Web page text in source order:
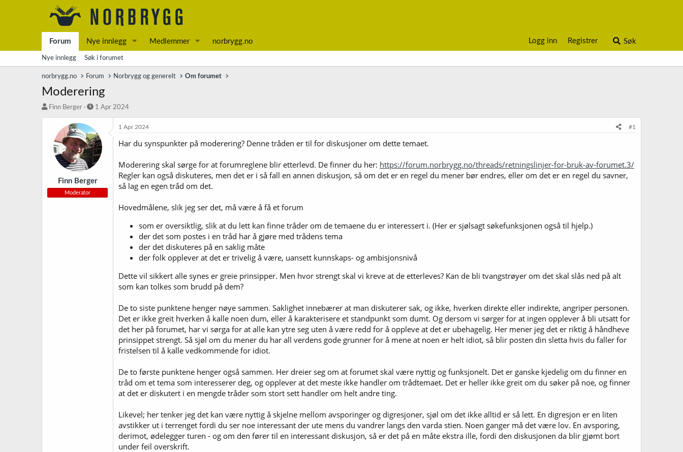
Forum Nye innlegg Medlemmer norbrygg.no Logg inn Registrer Søk
Nye innlegg Søk i forumet
norbrygg.no Forum Norbrygg og generelt Om forumet
Moderering
T
e
r
Finn Berger
S
r
t
d
a
o
1 Apr 2024
Finn Berger
Moderator
1 Apr 2024 #1
Har du synspunkter på moderering? Denne tråden er til for diskusjoner om dette temaet.
Moderering skal sørge for at forumreglene blir etterlevd. De finner du her: https://forum.norbrygg.no/threads/retningslinjer-for-bruk-av-forumet.3/
Regler kan også diskuteres, men det er i så fall en annen diskusjon, så om det er en regel du mener bør endres, eller om det er en regel du savner,
så lag en egen tråd om det.
Hovedmålene, slik jeg ser det, må være å få et forum
som er oversiktlig, slik at du lett kan finne tråder om de temaene du er interessert i. (Her er sjølsagt søkefunksjonen også til hjelp.)
der det som postes i en tråd har å gjøre med trådens tema
der det diskuteres på en saklig måte
der folk opplever at det er trivelig å være, uansett kunnskaps- og ambisjonsnivå
Dette vil sikkert alle synes er greie prinsipper. Men hvor strengt skal vi kreve at de etterleves? Kan de bli tvangstrøyer om det skal slås ned på alt
som kan tolkes som brudd på dem?
De to siste punktene henger nøye sammen. Saklighet innebærer at man diskuterer sak, og ikke, hverken direkte eller indirekte, angriper personen.
Det er ikke greit hverken å kalle noen dum, eller å karakterisere et standpunkt som dumt. Og dersom vi sørger for at ingen opplever å bli utsatt for
det her på forumet, har vi sørga for at alle kan ytre seg uten å være redd for å oppleve at det er ubehagelig. Her mener jeg det er riktig å håndheve
prinsippet strengt. Så sjøl om du mener du har all verdens gode grunner for å mene at noen er helt idiot, så blir posten din sletta hvis du faller for
fristelsen til å kalle vedkommende for idiot.
De to første punktene henger også sammen. Her dreier seg om at forumet skal være nyttig og funksjonelt. Det er ganske kjedelig om du finner en
tråd om et tema som interesserer deg, og opplever at det meste ikke handler om trådtemaet. Det er heller ikke greit om du søker på noe, og finner
at det er diskutert i en mengde tråder som stort sett handler om helt andre ting.
Likevel; her tenker jeg det kan være nyttig å skjelne mellom avsporinger og digresjoner, sjøl om det ikke alltid er så lett. En digresjon er en liten
avstikker ut i terrenget fordi du ser noe interessant der ute mens du vandrer langs den varda stien. Noen ganger må det være lov. En avsporing,
derimot, ødelegger turen - og om den fører til en interessant diskusjon, så er det på en måte ekstra ille, fordi den diskusjonen da blir gjømt bort
under feil overskrift.